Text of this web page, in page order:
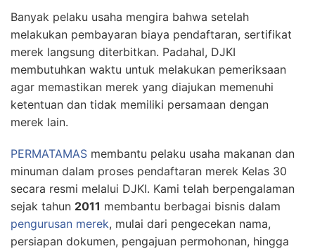
Banyak pelaku usaha mengira bahwa setelah
melakukan pembayaran biaya pendaftaran, sertifikat
merek langsung diterbitkan. Padahal, DJKI
membutuhkan waktu untuk melakukan pemeriksaan
agar memastikan merek yang diajukan memenuhi
ketentuan dan tidak memiliki persamaan dengan
merek lain.
PERMATAMAS membantu pelaku usaha makanan dan
minuman dalam proses pendaftaran merek Kelas 30
secara resmi melalui DJKI. Kami telah berpengalaman
sejak tahun 2011 membantu berbagai bisnis dalam
pengurusan merek, mulai dari pengecekan nama,
persiapan dokumen, pengajuan permohonan, hingga